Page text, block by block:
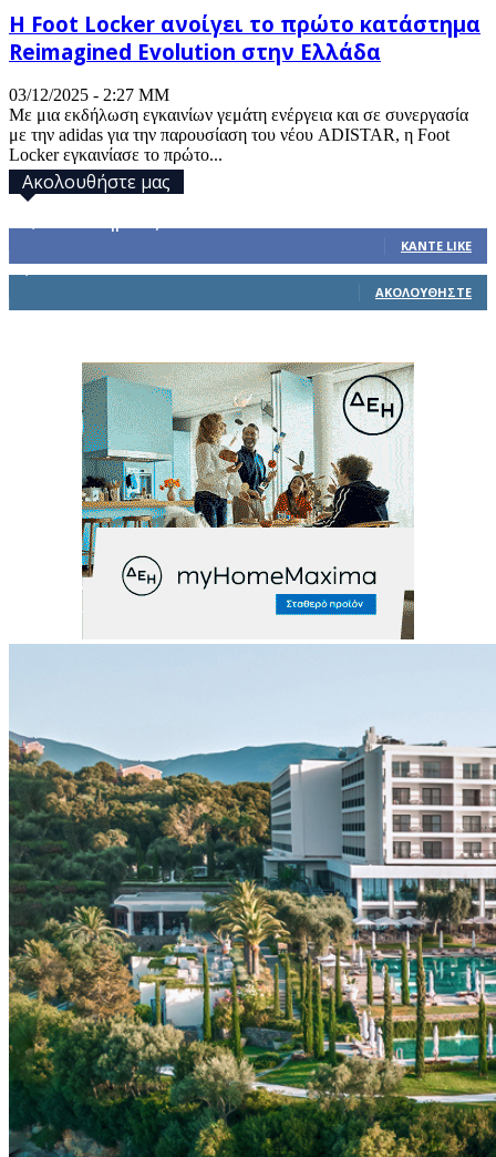
Η Foot Locker ανοίγει το πρώτο κατάστημα
Reimagined Evolution στην Ελλάδα
03/12/2025 - 2:27 ΜΜ
Με μια εκδήλωση εγκαινίων γεμάτη ενέργεια και σε συνεργασία
με την adidas για την παρουσίαση του νέου ADISTAR, η Foot
Locker εγκαινίασε το πρώτο...
Ακολουθήστε μας
ΚΆΝΤΕ LIKE
ΑΚΟΛΟΥΘΉΣΤΕ